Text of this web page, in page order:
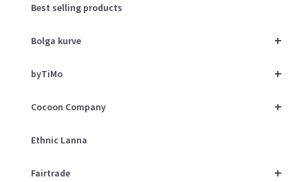
Best selling products
+
Bolga kurve
+
byTiMo
+
Cocoon Company
Ethnic Lanna
+
Fairtrade